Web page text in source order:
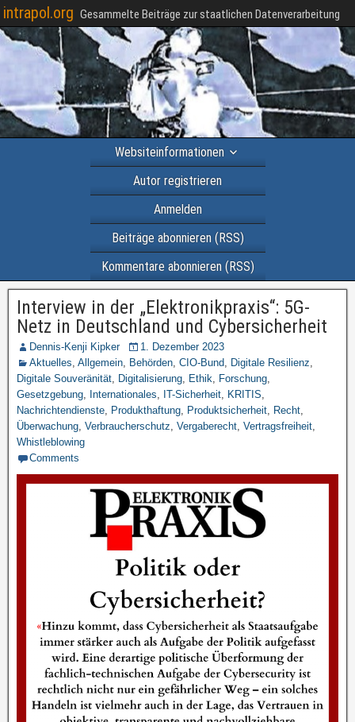
intrapol.org Gesammelte Beiträge zur staatlichen Datenverarbeitung
Websiteinformationen
Autor registrieren
Anmelden
Beiträge abonnieren (RSS)
Kommentare abonnieren (RSS)
Interview in der „Elektronikpraxis“: 5G-
Netz in Deutschland und Cybersicherheit
Dennis-Kenji Kipker
1. Dezember 2023
Aktuelles, Allgemein, Behörden, CIO-Bund, Digitale Resilienz,
Digitale Souveränität, Digitalisierung, Ethik, Forschung,
Gesetzgebung, Internationales, IT-Sicherheit, KRITIS,
Nachrichtendienste, Produkthaftung, Produktsicherheit, Recht,
Überwachung, Verbraucherschutz, Vergaberecht, Vertragsfreiheit,
Whistleblowing
Comments